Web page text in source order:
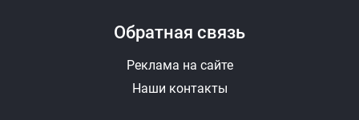
Обратная связь
Реклама на сайте
Наши контакты